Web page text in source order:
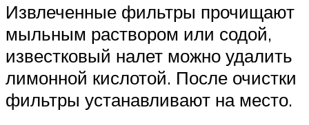
Извлеченные фильтры прочищают
мыльным раствором или содой,
известковый налет можно удалить
лимонной кислотой. После очистки
фильтры устанавливают на место.